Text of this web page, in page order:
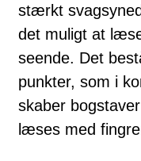
stærkt
det muligt at
seende. Det
punkter, som i
skaber
læses med